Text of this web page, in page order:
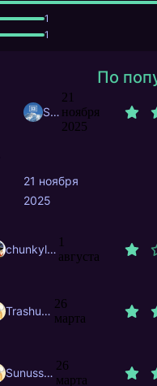
1
1
По
SCDcountryballs
21
ноября
2025
21 ноября
2025
chunkylover
1
августа
Trashuser
26
марта
Sunusstex
26
марта